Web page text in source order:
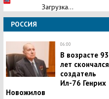
Загрузка...
РОССИЯ
06:00
В возрасте 93
лет скончался
создатель
Ил-76 Генрих
Новожилов